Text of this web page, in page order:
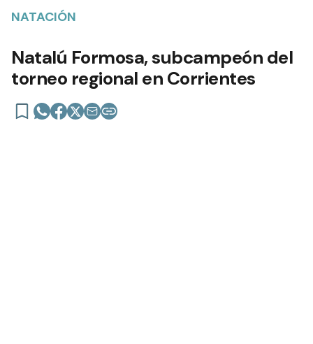
NATACIÓN
Natalú Formosa, subcampeón del
torneo regional en Corrientes